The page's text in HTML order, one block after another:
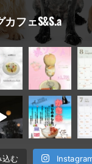
カフェS&S.a
込む